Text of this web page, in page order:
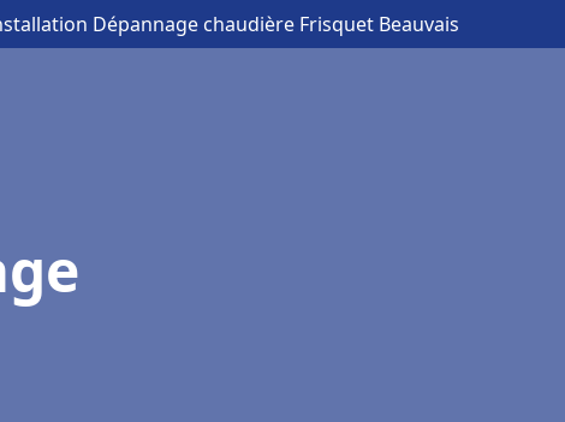
Dépannage chaudière Frisquet Beauvais